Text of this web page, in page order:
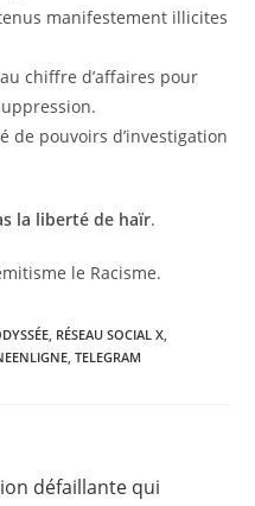
manifestement illicites
chiffre d’affaires pour
pouvoirs d’investigation
la liberté de haïr.
le Racisme.
, RÉSEAU SOCIAL X,
, TELEGRAM
défaillante qui